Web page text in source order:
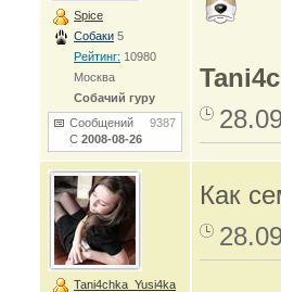
Spice
Собаки 5
Рейтинг: 10980
Москва
Собачий гуру
Сообщений 9387
С 2008-08-26
Tani4chka_Yusi4ka
Как